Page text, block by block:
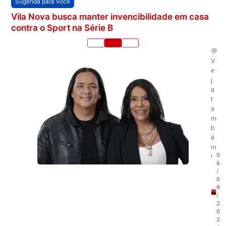
Vila Nova busca manter invencibilidade em casa
contra o Sport na Série B
💬
V
e
j
a
t
a
m
b
é
m
!
0
6
/
0
8
/
2
0
2